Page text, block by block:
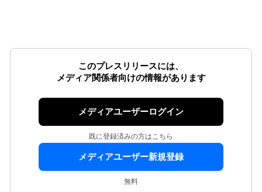
このプレスリリースには、
メディア関係者向けの情報があります
メディアユーザーログイン
既に登録済みの方はこちら
メディアユーザー新規登録
無料